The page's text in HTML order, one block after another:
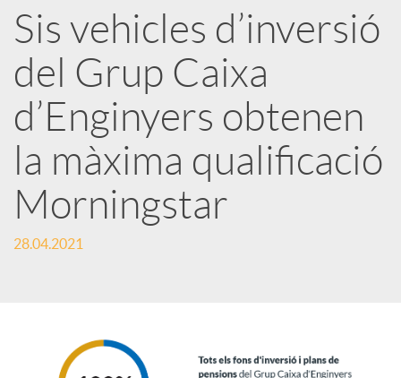
r
x
e
s
Sis vehicles d’inversió
del Grup Caixa
d’Enginyers obtenen
la màxima qualificació
Morningstar
28.04.2021